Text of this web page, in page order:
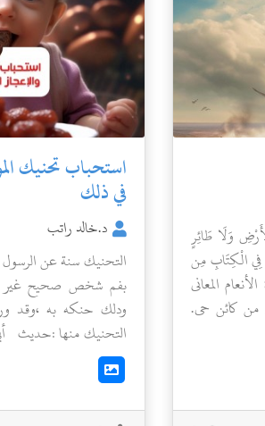
وَلَا طَائِرٍ
فِي الْكِتَابِ مِن
(38) سورة الأنعام المعانى
من كائن حى.
جمع أمة
وفي
مصنفة
استحباب تحنيك
في ذلك
د.خالد راتب
بفم شخص صحيح غير
ودلك حنكه به ،وقد
التحنيك منها :حديث
بتمرة ، ودعا له بالبركة "(